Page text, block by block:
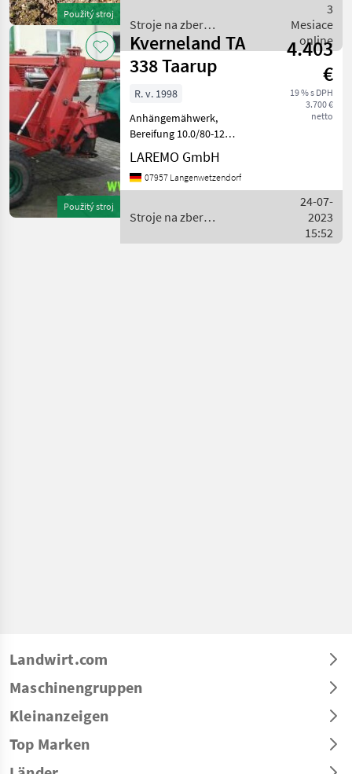
Použitý stroj
Stroje na zber
objemových krmív /
Kverneland
3
Mesiace
online
Použitý stroj
Kverneland TA
338 Taarup
4.403
€
19 % s DPH
3.700 €
netto
R. v. 1998
Anhängemähwerk,
Bereifung 10.0/80-12
Zustand 80 %;
Stahlzinkenaufbereiter;
Guter Zustand;
Mačeta, Kardánovyý
hriadeľ: Kotúče, : Mačeta
Stroje na z
LAREMO GmbH
07957 Langenwetzendorf
Stroje na zber
Kverneland
24-07-
2023
15:52
Landwirt.com
Maschinengruppen
Kleinanzeigen
Top Marken